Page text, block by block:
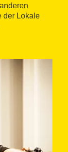
der Lokale